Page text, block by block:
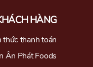
HÀNG
thức thanh toán
Ân Phát Foods